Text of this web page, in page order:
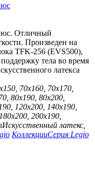
Отличный
Произведен на
TFK-256 (EVS500),
тела во время
латекса
70х160, 70х170,
80х190, 80х200,
120х200, 140х190,
200х190,
Искусственный латекс,
КоллекцииСерия Legio